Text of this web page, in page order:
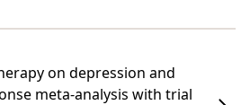
on depression and
meta-analysis with trial